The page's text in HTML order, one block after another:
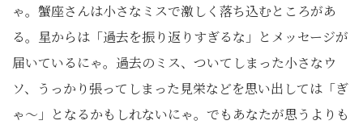
ゃ。蟹座さんは小さなミスで激しく落ち込むところがあ
る。星からは「過去を振り返りすぎるな」とメッセージが
届いているにゃ。過去のミス、ついてしまった小さなウ
ソ、うっかり張ってしまった見栄などを思い出しては「ぎ
ゃ～」となるかもしれないにゃ。でもあなたが思うよりも